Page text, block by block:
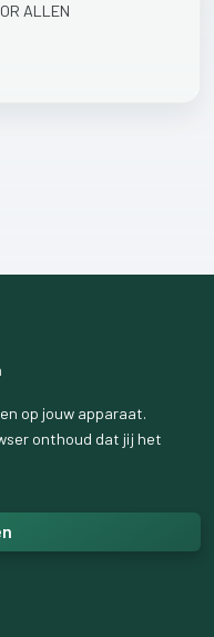
ALLEN
op jouw apparaat.
onthoud dat jij het